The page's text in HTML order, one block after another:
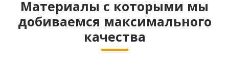
Материалы с которыми мы
добиваемся максимального
качества